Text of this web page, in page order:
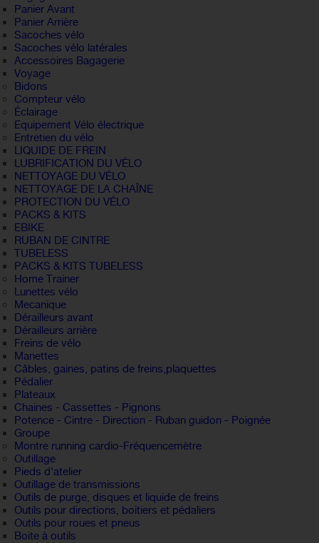
Panier Avant
Panier Arrière
Sacoches vélo
Sacoches vélo latérales
Accessoires Bagagerie
Voyage
Bidons
Compteur vélo
Éclairage
Equipement Vélo électrique
Entretien du vélo
LIQUIDE DE FREIN
LUBRIFICATION DU VÉLO
NETTOYAGE DU VÉLO
NETTOYAGE DE LA CHAÎNE
PROTECTION DU VÉLO
PACKS & KITS
EBIKE
RUBAN DE CINTRE
TUBELESS
PACKS & KITS TUBELESS
Home Trainer
Lunettes vélo
Mecanique
Dérailleurs avant
Dérailleurs arrière
Freins de vélo
Manettes
Câbles, gaines, patins de freins,plaquettes
Pédalier
Plateaux
Chaines - Cassettes - Pignons
Potence - Cintre - Direction - Ruban guidon - Poignée
Groupe
Montre running cardio-Fréquencemètre
Outillage
Pieds d'atelier
Outillage de transmissions
Outils de purge, disques et liquide de freins
Outils pour directions, boitiers et pédaliers
Outils pour roues et pneus
Boite à outils